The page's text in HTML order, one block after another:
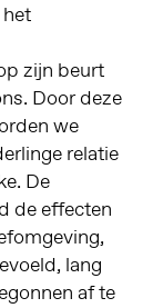
zijn beurt
Door deze
we
relatie
De
de effecten
lang
af te